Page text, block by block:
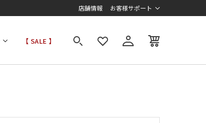
店舗情報 お客様サポート
【 SALE 】